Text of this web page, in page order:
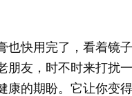
也快用完了，看着镜
朋友，时不时来打扰
康的期盼。它让你变